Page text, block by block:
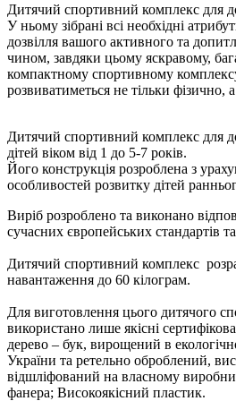
Дитячий спортивний комплекс для
У ньому зібрані всі необхідні
дозвілля вашого активного та
чином, завдяки цьому яскравому,
компактному спортивному
розвиватиметься не тільки фізично,
Дитячий спортивний комплекс для
дітей віком від 1 до 5-7 років.
Його конструкція розроблена з
особливостей розвитку дітей
Виріб розроблено та виконано
сучасних європейських стандартів
Дитячий спортивний комплекс
навантаження до 60 кілограм.
Для виготовлення цього дитячого
використано лише якісні
дерево – бук, вирощений в
України та ретельно оброблений,
відшліфований на власному
фанера; Високоякісний пластик.